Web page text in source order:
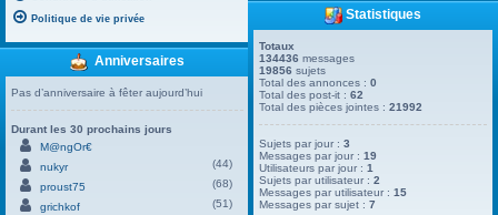
Politique de vie privée
Anniversaires
Pas d’anniversaire à fêter aujourd’hui
Durant les 30 prochains jours
M@ngOr€
nukyr
(44)
proust75
(68)
grichkof
(51)
Statistiques
Totaux
134436 messages
19856 sujets
Total des annonces :0
Total des post-it :62
Total des pièces jointes :21992
Sujets par jour :3
Messages par jour :19
Utilisateurs par jour :1
Sujets par utilisateur :2
Messages par utilisateur :15
Messages par sujet :7